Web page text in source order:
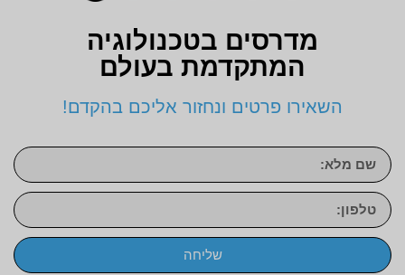
מדרסים בטכנולוגיה
המתקדמת בעולם
השאירו פרטים ונחזור אליכם בהקדם!
שליחה